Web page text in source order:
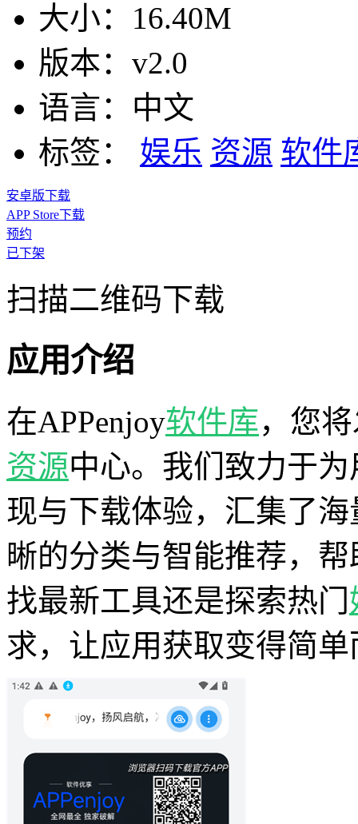
大小： 16.40M
版本： v2.0
语言： 中文
标签：
娱乐 资源 软件
安卓版下载
APP Store下载
预约
已下架
扫描二维码下载
应用介绍
在APPenjoy软件库，您
资源中心。我们致力于
现与下载体验，汇集了
晰的分类与智能推荐，
找最新工具还是探索热门
求，让应用获取变得简